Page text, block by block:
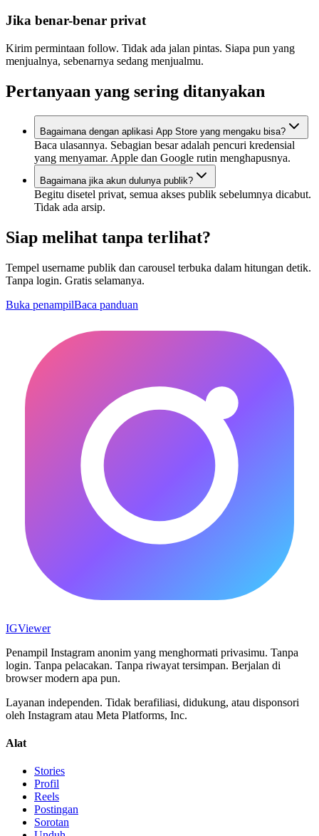
Jika benar-benar privat
Kirim permintaan follow. Tidak ada jalan pintas. Siapa pun yang
menjualnya, sebenarnya sedang menjualmu.
Pertanyaan yang sering ditanyakan
Bagaimana dengan aplikasi App Store yang mengaku bisa?
Baca ulasannya. Sebagian besar adalah pencuri kredensial
yang menyamar. Apple dan Google rutin menghapusnya.
Bagaimana jika akun dulunya publik?
Begitu disetel privat, semua akses publik sebelumnya dicabut.
Tidak ada arsip.
Siap melihat tanpa terlihat?
Tempel username publik dan carousel terbuka dalam hitungan detik.
Tanpa login. Gratis selamanya.
Buka penampilBaca panduan
IGViewer
Penampil Instagram anonim yang menghormati privasimu. Tanpa
login. Tanpa pelacakan. Tanpa riwayat tersimpan. Berjalan di
browser modern apa pun.
Layanan independen. Tidak berafiliasi, didukung, atau disponsori
oleh Instagram atau Meta Platforms, Inc.
Alat
Stories
Profil
Reels
Postingan
Sorotan